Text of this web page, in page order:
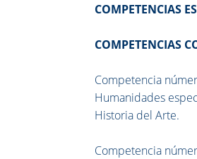
COMPETENCIAS
COMPETENCIAS
Competencia
Humanidades
Historia del Arte.
Competencia